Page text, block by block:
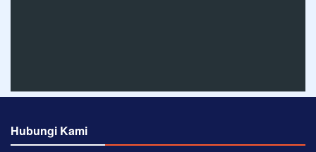
Hubungi Kami